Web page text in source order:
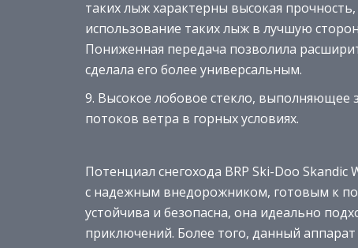
таких лыж характерны высокая
использование таких лыж в лучшую
Пониженная передача позволила
сделала его более универсальным.
Высокое лобовое стекло, выполняющее
потоков ветра в горных условиях.
Потенциал снегохода BRP Ski-Doo
с надежным внедорожником, готовым к
устойчива и безопасна, она идеально
приключений. Более того, данный